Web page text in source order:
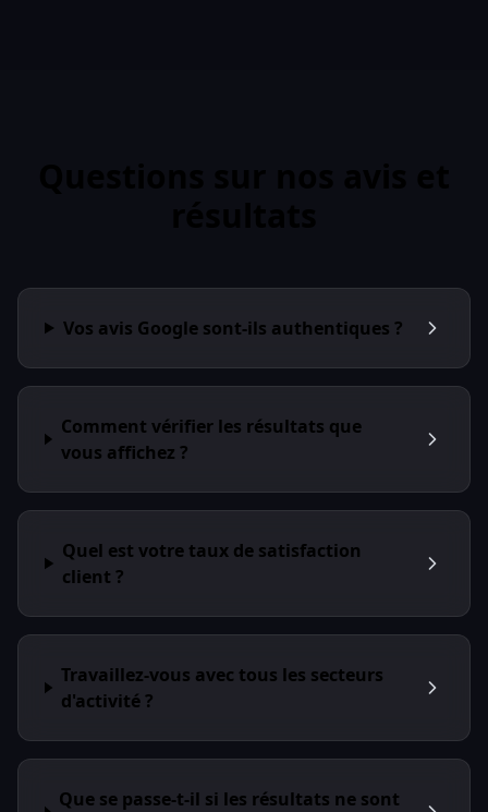
Vos avis Google sont-ils authentiques ?
Comment vérifier les résultats que
vous affichez ?
Quel est votre taux de satisfaction
client ?
Travaillez-vous avec tous les secteurs
d'activité ?
Que se passe-t-il si les résultats ne sont